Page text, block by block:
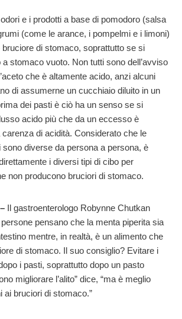
e i prodotti a base di pomodoro (salsa
(come le arance, i pompelmi e i limoni)
di stomaco, soprattutto se si
stomaco vuoto. Non tutti sono dell’avviso
che è altamente acido, anzi alcuni
di assumerne un cucchiaio diluito in un
dei pasti è ciò ha un senso se si
acido più che da un eccesso è
di acidità. Considerato che le
sono diverse da persona a persona, è
i diversi tipi di cibo per
non producono bruciori di stomaco.
Il gastroenterologo Robynne Chutkan
pensano che la menta piperita sia
mentre, in realtà, è un alimento che
di stomaco. Il suo consiglio? Evitare i
i pasti, soprattutto dopo un pasto
migliorare l’alito” dice, “ma è meglio
ai bruciori di stomaco.”